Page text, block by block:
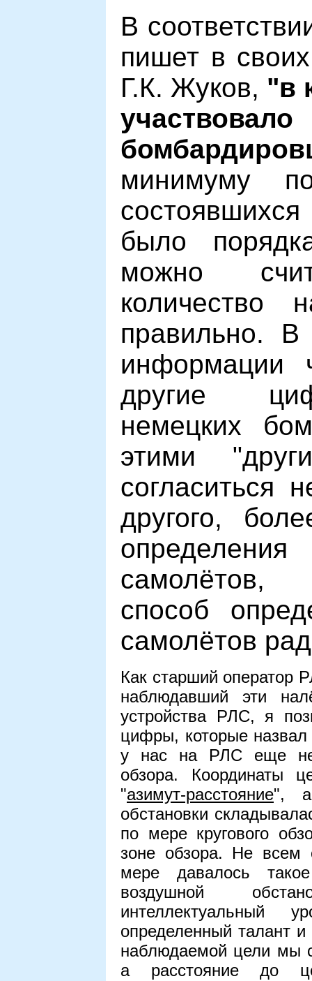
В
пишет в
Г.К. Жуков, "в
минимуму
было
можно
количество
правильно. В
информации
другие
немецких
этими
согласиться
другого,
самолётов,
способ
самолётов
Как старший оператор
наблюдавший эти
устройства РЛС, я
цифры, которые
у нас на РЛС еще не
обзора. Координаты
"азимут-расстояние", а
обстановки
по мере кругового
зоне обзора. Не всем
мере давалось
воздушной
интеллектуальный
определенный талант
наблюдаемой цели мы
а расстояние до